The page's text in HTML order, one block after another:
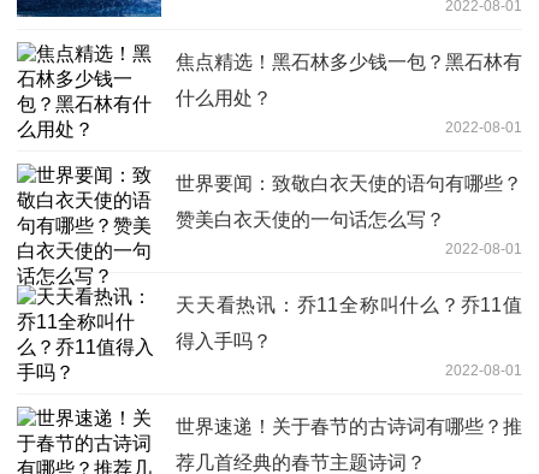
2022-08-01
焦点精选！黑石林多少钱一包？黑石林有
什么用处？
2022-08-01
世界要闻：致敬白衣天使的语句有哪些？
赞美白衣天使的一句话怎么写？
2022-08-01
天天看热讯：乔11全称叫什么？乔11值
得入手吗？
2022-08-01
世界速递！关于春节的古诗词有哪些？推
荐几首经典的春节主题诗词？